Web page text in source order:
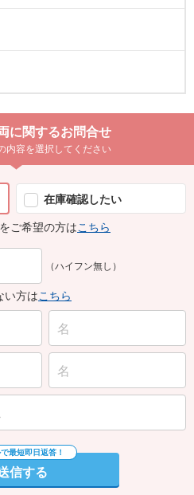
に関するお問合せ
内容を選択してください
在庫確認したい
ご希望の方はこちら
（ハイフン無し）
い方はこちら
信する